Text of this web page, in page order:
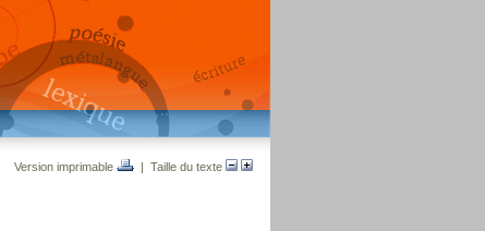
Version imprimable | Taille du texte